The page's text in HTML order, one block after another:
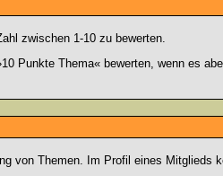
zwischen 1-10 zu bewerten.
Punkte Thema« bewerten, wenn es
von Themen. Im Profil eines Mitglieds